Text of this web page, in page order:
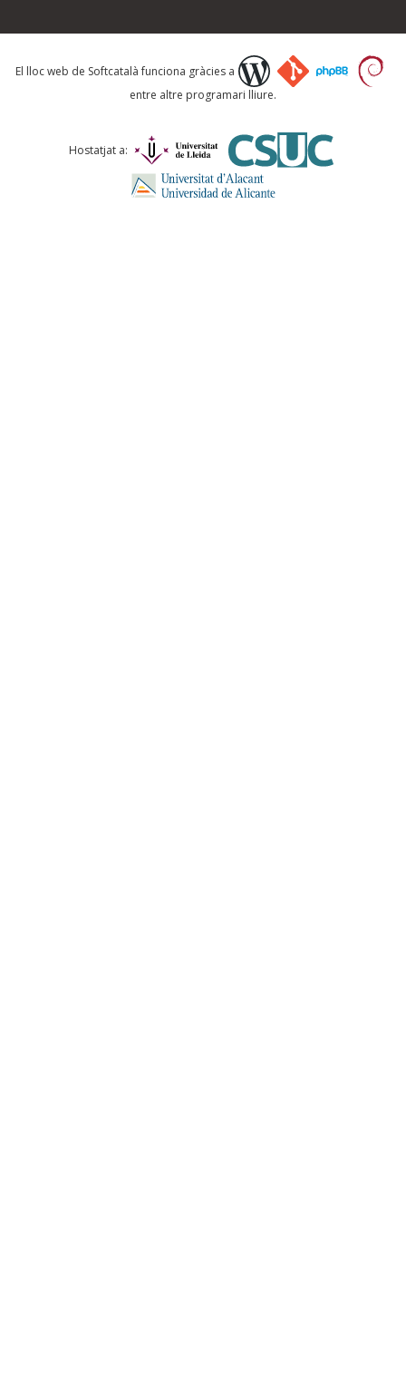
Què proposeu?
Comentari *
El lloc web de Softcatalà funciona gràcies a
entre altre programari lliure.
Hostatjat a: